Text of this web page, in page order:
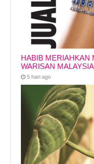
HABIB MERIAHKAN
WARISAN MALAYSIA
5 hari ago